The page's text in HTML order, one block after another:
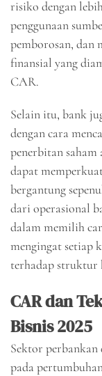
risiko dengan
penggunaan
pemborosan, dan
finansial yang
CAR.
Selain itu, bank
dengan cara
penerbitan
dapat
bergantung
dari operasional
dalam memilih
mengingat setiap
terhadap struktur
CAR dan
Bisnis 2025
Sektor perbankan
pada